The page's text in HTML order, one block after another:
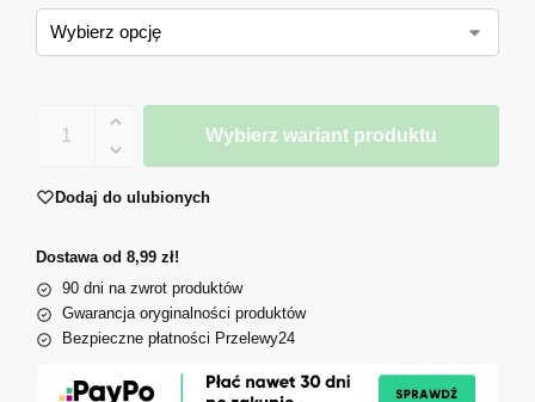
Wybierz wariant produktu
Dodaj do ulubionych
Dostawa od 8,99 zł!
90 dni na zwrot produktów
Gwarancja oryginalności produktów
Bezpieczne płatności Przelewy24